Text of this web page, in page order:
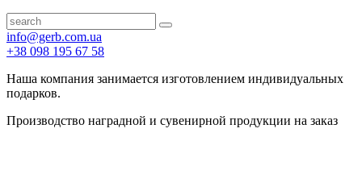
info@gerb.com.ua
+38 098 195 67 58
Наша компания занимается изготовлением индивидуальных
подарков.
Производство наградной и сувенирной продукции на заказ